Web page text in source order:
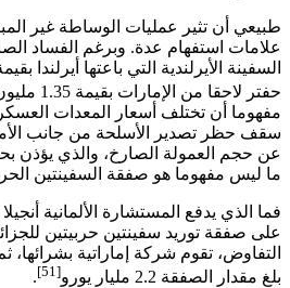
طبيعي أن تثير عمليات الوساطة غير
علامات استفهام عدة. وبرغم الفساد
حفتر لاحقا من الإمارات بقيمة 1.35 مليون يورو
مفهوما أن تختلف أسعار المعدات
سقف حظر تصدير الأسلحة من جانب
عن حجم العمولة الصارخ، والذي يؤذن
ما ليس مفهوما هو صفقة السفينتين
فما الذي يدفع المستشارة الألمانية
التفاوض، تقوم شركة إماراتية بشرائها،
بلغ مقدار الصفقة 2.2 مليار يورو
[51]
.